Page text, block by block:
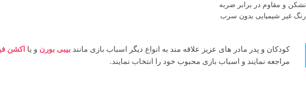
نشکن و مقاوم در برابر ضربه
رنگ غیر شیمیایی بدون سرب
کودکان و پدر مادر های عزیز علاقه مند به انواع دیگر اسباب بازی مانند بیبی بورن و یا اکشن
مراجعه نمایند و اسباب بازی محبوب خود را انتخاب نمایند.